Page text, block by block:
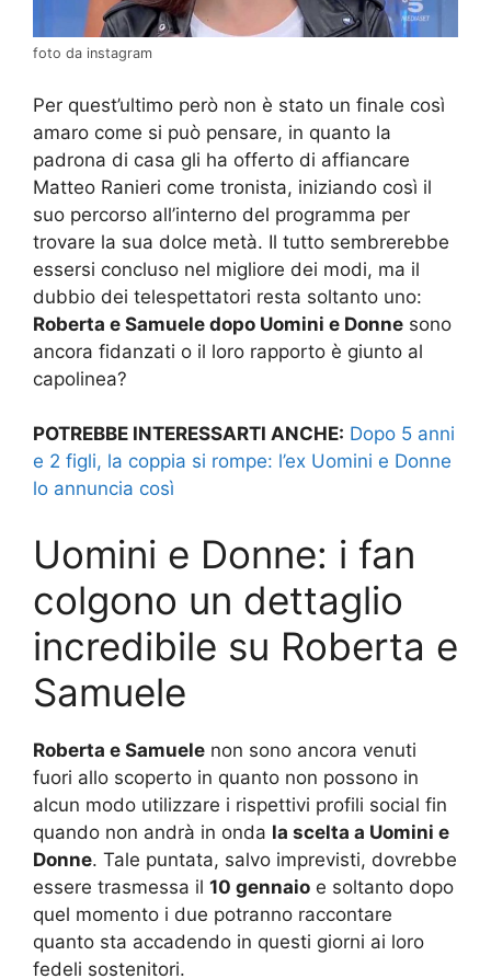
foto da instagram
Per quest’ultimo però non è stato un finale così
amaro come si può pensare, in quanto la
padrona di casa gli ha offerto di affiancare
Matteo Ranieri come tronista, iniziando così il
suo percorso all’interno del programma per
trovare la sua dolce metà. Il tutto sembrerebbe
essersi concluso nel migliore dei modi, ma il
dubbio dei telespettatori resta soltanto uno:
Roberta e Samuele dopo Uomini e Donne sono
ancora fidanzati o il loro rapporto è giunto al
capolinea?
POTREBBE INTERESSARTI ANCHE: Dopo 5 anni
e 2 figli, la coppia si rompe: l’ex Uomini e Donne
lo annuncia così
Uomini e Donne: i fan
colgono un dettaglio
incredibile su Roberta e
Samuele
Roberta e Samuele non sono ancora venuti
fuori allo scoperto in quanto non possono in
alcun modo utilizzare i rispettivi profili social fin
quando non andrà in onda la scelta a Uomini e
Donne. Tale puntata, salvo imprevisti, dovrebbe
essere trasmessa il 10 gennaio e soltanto dopo
quel momento i due potranno raccontare
quanto sta accadendo in questi giorni ai loro
fedeli sostenitori.